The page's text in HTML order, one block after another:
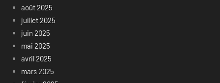
août 2025
juillet 2025
juin 2025
mai 2025
avril 2025
mars 2025